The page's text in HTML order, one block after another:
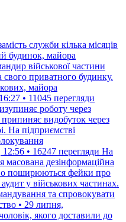
служби кілька місяців
будинок, майора
військової частини
свого приватного будинку.
майора
• 11045 перегляди
роботу через
видобуток через
На підприємстві
• 16247 перегляди На
масована дезінформаційна
поширюються фейки про
у військових частинах.
та спровокувати
• 29 липня,
якого доставили до